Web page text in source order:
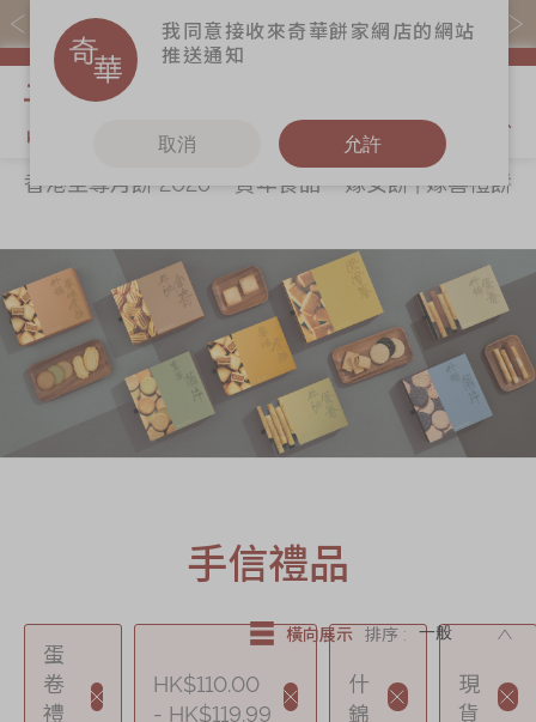
購物滿$368(折扣後)即免本地運費！
關於奇華
最新推廣
分店網絡
商務銷售
嫁喜須知
奇華網誌
奇華餅食
2026
賀年食品
嫁女餅 | 嫁喜禮
餅
手信禮品
節日時令食品
茗茶系列
奇華迪士尼禮盒
奇華LINE
FRIENDS禮盒
更多
奇華工作坊
奇華茶室
聯絡奇華
加入奇華
香港至尊月餅 2026 賀年食品
嫁女餅 | 嫁喜禮餅
手信禮品
蛋
卷
禮
HK$110.00
- HK$119.99
什
錦
現
貨
橫向展示 排序 :
我同意接收來奇華餅家網店的網站
推送通知
取消 允許